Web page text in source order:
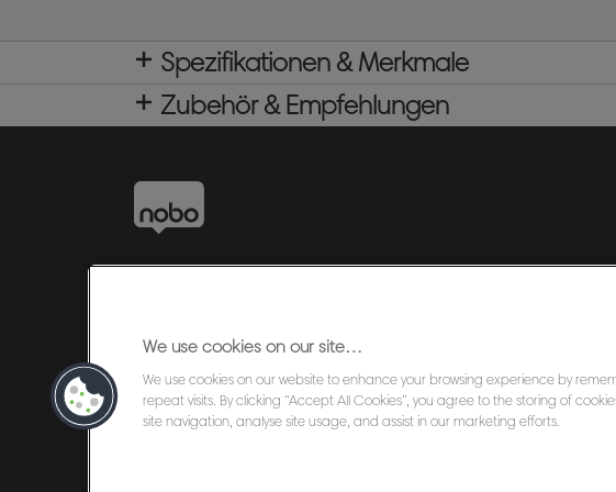
Spezifikationen & Merkmale
Zubehör & Empfehlungen
We use cookies on our site…
We use cookies on our website to enhance your browsing experience by
repeat visits. By clicking “Accept All Cookies”, you agree to the storing of
site navigation, analyse site usage, and assist in our marketing efforts.